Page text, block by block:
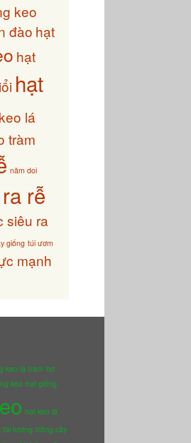
keo
đào hạt
hạt
hạt
keo lá
tràm
năm doi
rễ
siêu ra
giống túi ươm
mạnh
keo lá tràm hd
keo hạt giống
hạt keo lá
tai tượng trồng cây